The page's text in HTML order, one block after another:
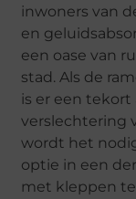
inwoners van
en
een oase van
stad. Als de
is er een tekort
verslechtering
wordt het
optie in een
met kleppen te